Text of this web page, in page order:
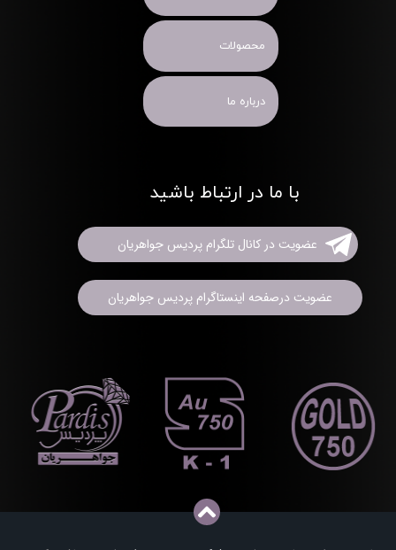
محصولات
درباره ما
با ما در ارتباط باشید
عضویت در کانال تلگرام پردیس جواهریان
عضویت درصفحه اینستاگرام پردیس جواهریان